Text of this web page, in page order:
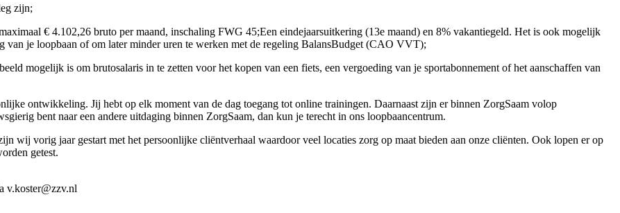
zijn;
€ 4.102,26 bruto per maand, inschaling FWG 45;Een eindejaarsuitkering (13e maand) en 8% vakantiegeld. Het is ook mogelijk
van je loopbaan of om later minder uren te werken met de regeling BalansBudget (CAO VVT);
mogelijk is om brutosalaris in te zetten voor het kopen van een fiets, een vergoeding van je sportabonnement of het aanschaffen van
ontwikkeling. Jij hebt op elk moment van de dag toegang tot online trainingen. Daarnaast zijn er binnen ZorgSaam volop
bent naar een andere uitdaging binnen ZorgSaam, dan kun je terecht in ons loopbaancentrum.
wij vorig jaar gestart met het persoonlijke cliëntverhaal waardoor veel locaties zorg op maat bieden aan onze cliënten. Ook lopen er op
getest.
v.koster@zzv.nl